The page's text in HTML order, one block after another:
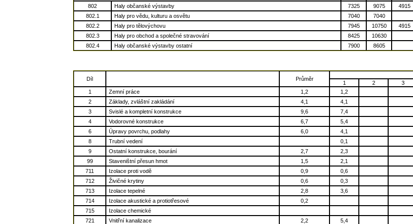
802
Haly občanské výstavby 7325 9075 4915
802.1
Haly pro vědu, kulturu a osvětu 7040
7040
802.2
Haly pro tělovýchovu 7945 10750 4915
802.3
Haly pro obchod a společné stravování 8425 10630
802.4
Haly občanské výstavby ostatní 7900 8605
Díl Průměr
1
2 3
1
Zemní práce 1,2 1,2
2
Základy, zvláštní zakládání 4,1 4,1
3
Svislé a kompletní konstrukce 9,6 7,4
4
Vodorovné konstrukce 6,7 5,4
6
Úpravy povrchu, podlahy 6,0 4,1
8
Trubní vedení
0,1
9
Ostatní konstrukce, bourání 2,7 2,3
99
Staveništní přesun hmot 1,5 2,1
711
Izolace proti vodě 0,9 0,6
712
Živičné krytiny 0,6 0,3
713
Izolace tepelné 2,8 3,6
714
Izolace akustické a protiotřesové 0,2
715
Izolace chemické
721
Vnitřní kanalizace 2,2 5,4